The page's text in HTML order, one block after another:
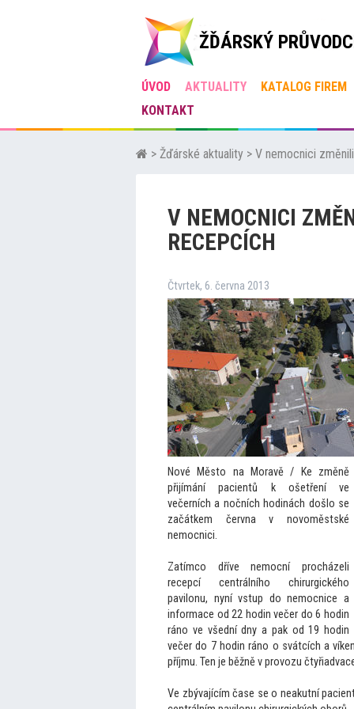
ŽĎÁRSKÝ
ÚVOD AKTUALITY KATALOG FIREM
KONTAKT
> Žďárské aktuality > V nemocnici
V NEMOCNICI
RECEPCÍCH
Čtvrtek, 6. června 2013
Nové Město na Moravě / Ke změně
přijímání pacientů k ošetření ve
večerních a nočních hodinách došlo se
začátkem června v novoměstské
nemocnici.
Zatímco dříve nemocní procházeli
recepcí centrálního chirurgického
pavilonu, nyní vstup do nemocnice a
informace od 22 hodin večer do 6 hodin
ráno ve všední dny a pak od 19 hodin
večer do 7 hodin ráno o svátcích a
příjmu. Ten je běžně v provozu
Ve zbývajícím čase se o neakutní